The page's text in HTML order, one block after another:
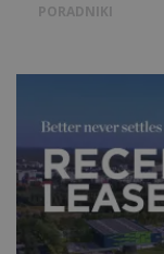
PORADNIKI